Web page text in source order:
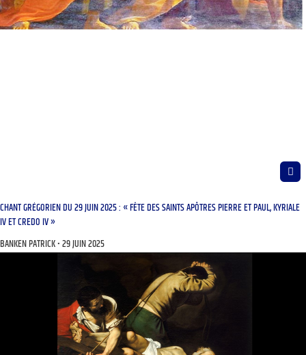
CHANT GRÉGORIEN DU 29 JUIN 2025 : « FÊTE DES SAINTS APÔTRES PIERRE ET PAUL, KYRIALE
IV ET CREDO IV »
BANKEN PATRICK 29 JUIN 2025